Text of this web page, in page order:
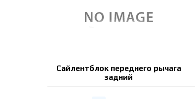
Сайлентблок переднего рычага
задний